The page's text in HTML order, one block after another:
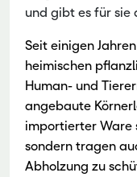
und gibt es für sie
Seit einigen
heimischen
Human- und
angebaute
importierter Ware
sondern tragen
Abholzung zu